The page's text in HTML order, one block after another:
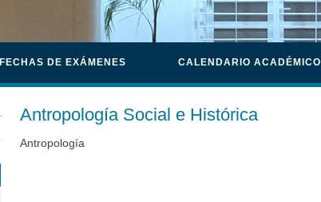
FECHAS DE EXÁMENES CALENDARIO ACADÉMICO
Antropología Social e Histórica
Antropología